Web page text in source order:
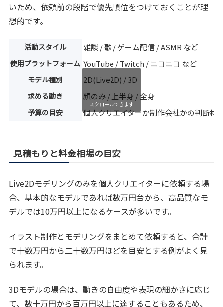
いため、依頼前の段階で優先順位をつけておくことが理
想的です。
活動スタイル 雑談 / 歌 / ゲーム配信 / ASMR など
使用プラットフォーム YouTube / Twitch / ニコニコ など
モデル種別 2D(Live2D) / 3D
求める動き 顔のみ / 上半身 / 全身
予算の目安 個人クリエイターか制作会社かの判断材
スクロールできます
見積もりと料金相場の目安
Live2Dモデリングのみを個人クリエイターに依頼する場
合、基本的なモデルであれば数万円台から、高品質なモ
デルでは10万円以上になるケースが多いです。
イラスト制作とモデリングをまとめて依頼すると、合計
で十数万円から二十数万円ほどを目安とする例がよく見
られます。
3Dモデルの場合は、動きの自由度や表現の細かさに応じ
て、数十万円から百万円以上に達することもあるため、